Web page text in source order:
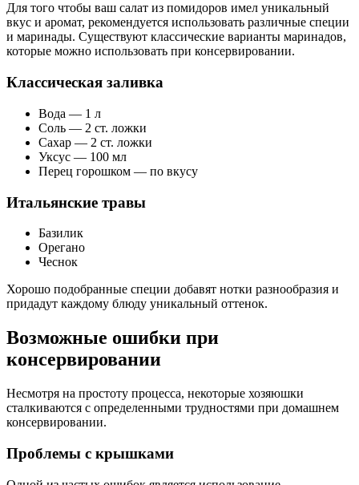
Для того чтобы ваш салат из помидоров имел уникальный
вкус и аромат, рекомендуется использовать различные специи
и маринады. Существуют классические варианты маринадов,
которые можно использовать при консервировании.
Классическая заливка
Вода — 1 л
Соль — 2 ст. ложки
Сахар — 2 ст. ложки
Уксус — 100 мл
Перец горошком — по вкусу
Итальянские травы
Базилик
Орегано
Чеснок
Хорошо подобранные специи добавят нотки разнообразия и
придадут каждому блюду уникальный оттенок.
Возможные ошибки при
консервировании
Несмотря на простоту процесса, некоторые хозяюшки
сталкиваются с определенными трудностями при домашнем
консервировании.
Проблемы с крышками